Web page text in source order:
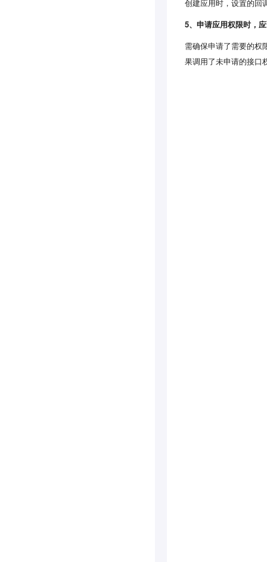
创建应用时，设置的回
5、申请应用权限时，
需确保申请了需要的权
果调用了未申请的接口